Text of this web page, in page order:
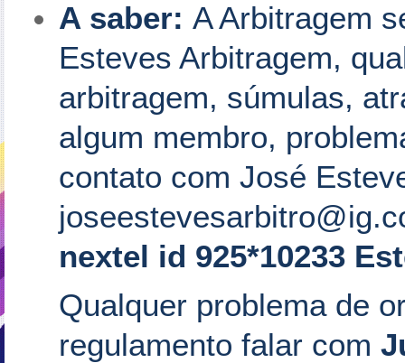
A saber: A Arbitragem
Esteves Arbitragem,
arbitragem, súmulas,
algum membro,
contato com José
nextel id 925*10233
Qualquer problema de
regulamento falar com